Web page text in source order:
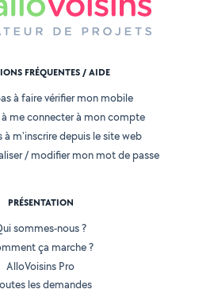
FRÉQUENTES / AIDE
à faire vérifier mon mobile
à me connecter à mon compte
à m'inscrire depuis le site web
/ modifier mon mot de passe
PRÉSENTATION
sommes-nous ?
ça marche ?
AlloVoisins Pro
les demandes